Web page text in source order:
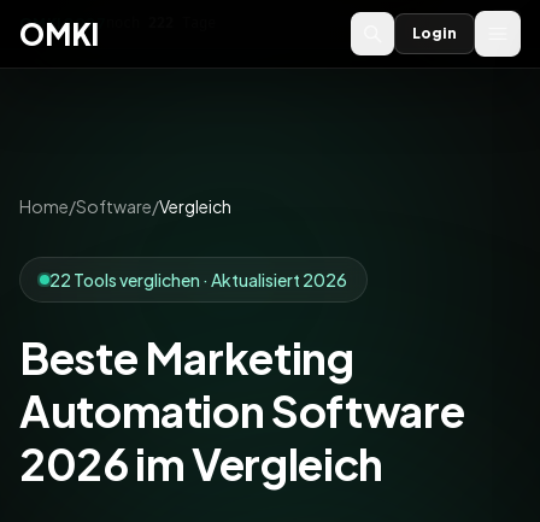
OMKI 2027
OMKI Login
Home/Software/Vergleich
22 Tools verglichen · Aktualisiert 2026
Beste Marketing
Automation Software
2026 im Vergleich